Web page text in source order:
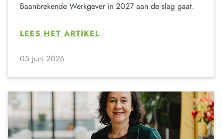
Baanbrekende Werkgever in 2027 aan de slag gaat.
LEES HET ARTIKEL
05 juni 2026